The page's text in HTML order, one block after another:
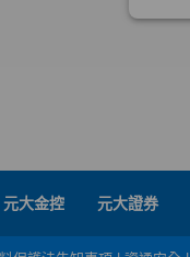
元大金控 元大證券